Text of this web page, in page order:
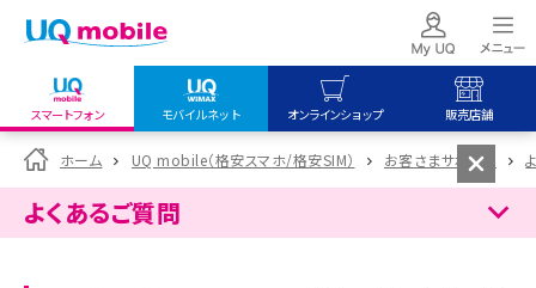
スマートフォン モバイルネット オンラインショップ 販売店舗
my UQ WiMAX
UQ WiMAX ご契約の方
My UQ mobile
UQ mobile
オンラインショップ
UQ WiMAX
UQ mobile
販売店舗
UQ WiMAX
ホーム UQ mobile（格安スマホ/格安SIM） お客さまサポート
よくあるご質問